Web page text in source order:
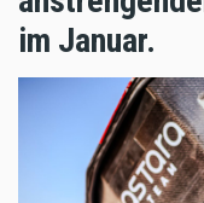
im Januar.